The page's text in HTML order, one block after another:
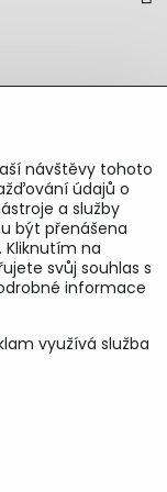
návštěvy tohoto
údajů o
a služby
být přenášena
Kliknutím na
svůj souhlas s
informace
využívá služba